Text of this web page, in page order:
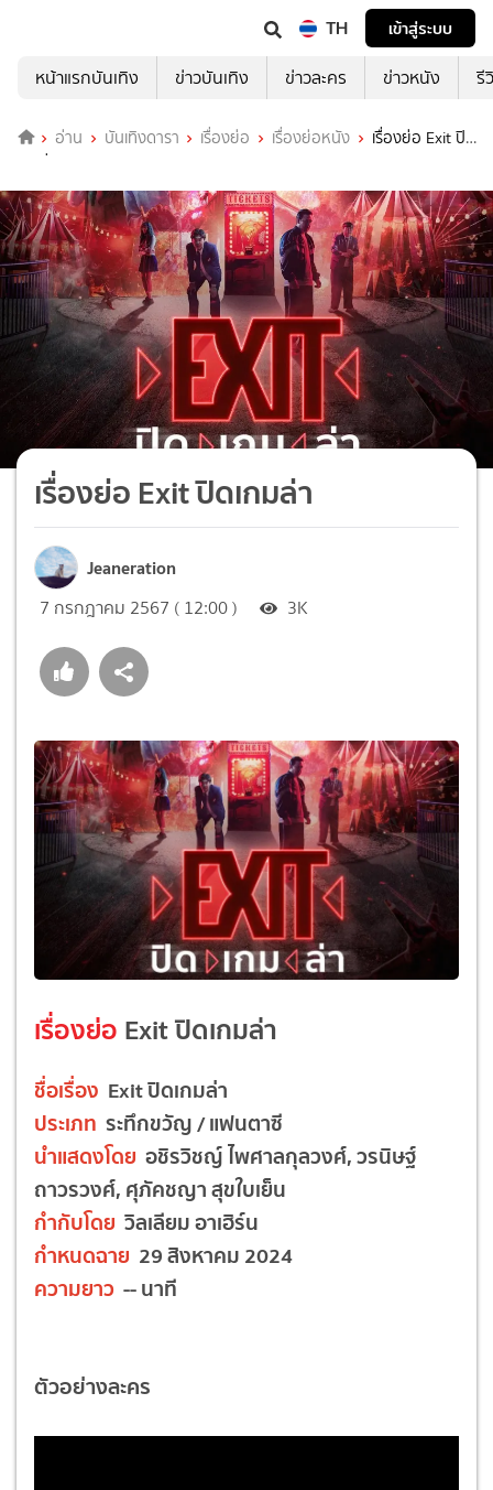
TH
เข้าสู่ระบบ
หน้าแรกบันเทิง
ข่าวบันเทิง ข่าวละคร ข่าวหนัง รี
อ่าน บันเทิงดารา เรื่องย่อ เรื่องย่อหนัง
เรื่องย่อ Exit ปิด
เกมล่า
เรื่องย่อ Exit ปิดเกมล่า
Jeaneration
7 กรกฎาคม 2567 ( 12:00 ) 3K
เรื่องย่อ Exit ปิดเกมล่า
ชื่อเรื่อง Exit ปิดเกมล่า
ประเภท ระทึกขวัญ / แฟนตาซี
นำแสดงโดย อชิรวิชญ์ ไพศาลกุลวงศ์, วรนิษฐ์
ถาวรวงศ์, ศุภัคชญา สุขใบเย็น
กำกับโดย วิลเลียม อาเฮิร์น
กำหนดฉาย 29 สิงหาคม 2024
ความยาว -- นาที
ตัวอย่างละคร